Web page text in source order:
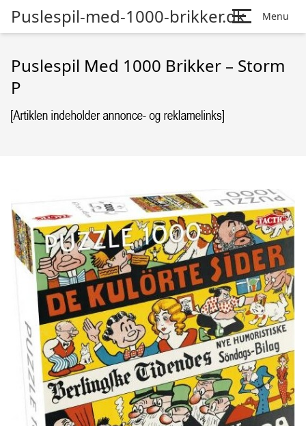
Puslespil-med-1000-brikker.dk Menu
Puslespil Med 1000 Brikker – Storm
P